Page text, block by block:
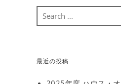
最近の投稿